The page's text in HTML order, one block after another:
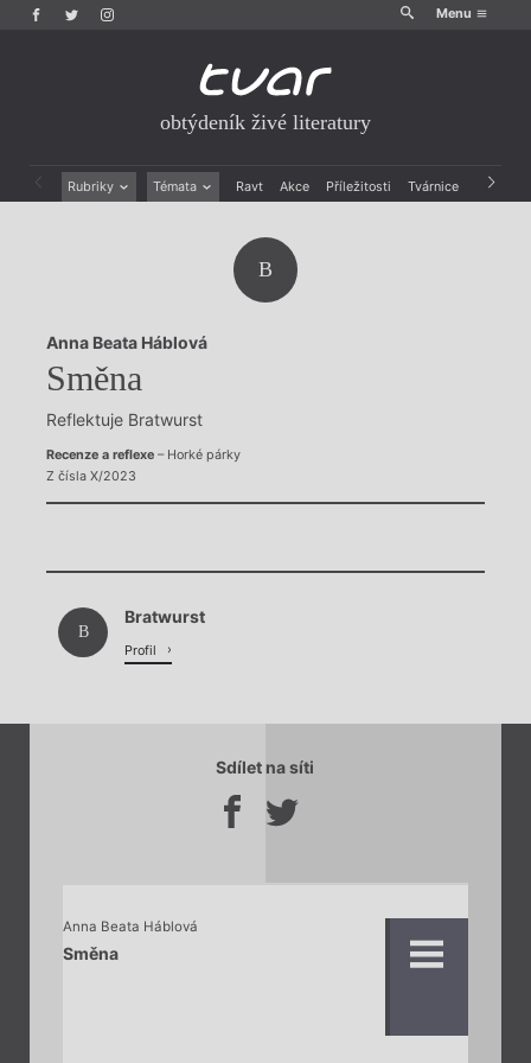
Menu
obtýdeník živé literatury
Rubriky Témata Ravt Akce Příležitosti Tvárnice Archiv
Rozhovory
Dokument
Výroční ceny
B
Anna Beata Háblová
Směna
Reflektuje Bratwurst
Recenze a reflexe– Horké párky
Z čísla X/2023
Chviličku.
B
Bratwurst
Profil
Sdílet na síti
Anna Beata Háblová
Směna